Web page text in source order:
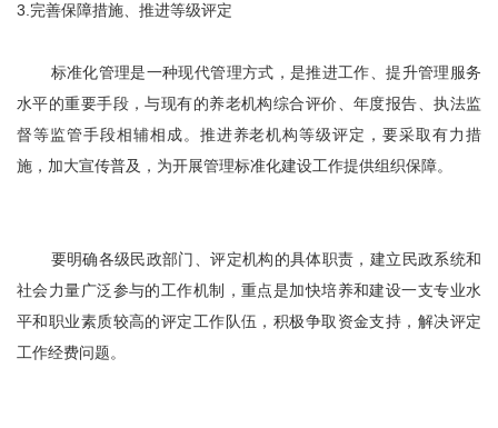
3.完善保障措施、推进等级评定
标准化管理是一种现代管理方式，是推进工作、提升管理服务
水平的重要手段，与现有的养老机构综合评价、年度报告、执法监
督等监管手段相辅相成。推进养老机构等级评定，要采取有力措
施，加大宣传普及，为开展管理标准化建设工作提供组织保障。
要明确各级民政部门、评定机构的具体职责，建立民政系统和
社会力量广泛参与的工作机制，重点是加快培养和建设一支专业水
平和职业素质较高的评定工作队伍，积极争取资金支持，解决评定
工作经费问题。